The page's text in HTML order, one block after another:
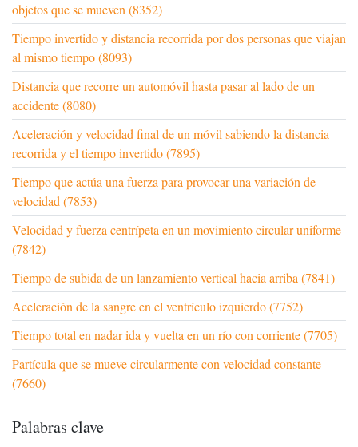
objetos que se mueven (8352)
Tiempo invertido y distancia recorrida por dos personas que viajan
al mismo tiempo (8093)
Distancia que recorre un automóvil hasta pasar al lado de un
accidente (8080)
Aceleración y velocidad final de un móvil sabiendo la distancia
recorrida y el tiempo invertido (7895)
Tiempo que actúa una fuerza para provocar una variación de
velocidad (7853)
Velocidad y fuerza centrípeta en un movimiento circular uniforme
(7842)
Tiempo de subida de un lanzamiento vertical hacia arriba (7841)
Aceleración de la sangre en el ventrículo izquierdo (7752)
Tiempo total en nadar ida y vuelta en un río con corriente (7705)
Partícula que se mueve circularmente con velocidad constante
(7660)
Palabras clave